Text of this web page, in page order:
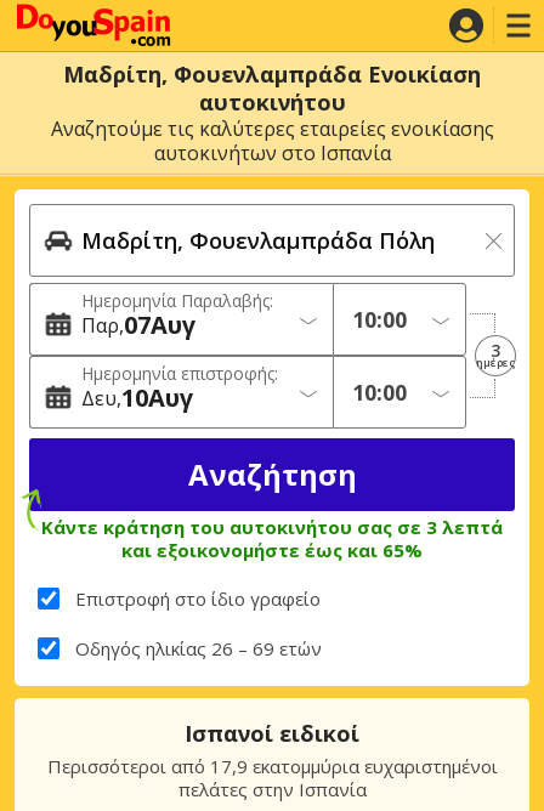
Μαδρίτη, Φουενλαμπράδα Ενοικίαση
αυτοκινήτου
Αναζητούμε τις καλύτερες εταιρείες ενοικίασης
αυτοκινήτων στο Ισπανία
Ημερομηνία Παραλαβής:
Παρ 07Αυγ
Ημερομηνία επιστροφής:
Δευ 10Αυγ
3
ημέρες
Κάντε κράτηση του αυτοκινήτου σας σε 3 λεπτά
και εξοικονομήστε έως και 65%
Επιστροφή στο ίδιο γραφείο
Οδηγός ηλικίας 26 – 69 ετών
Ισπανοί ειδικοί
Περισσότεροι από 17,9 εκατομμύρια ευχαριστημένοι
πελάτες στην Ισπανία